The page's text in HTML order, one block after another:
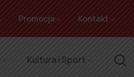
Promocja Kontakt
Kultura i Sport